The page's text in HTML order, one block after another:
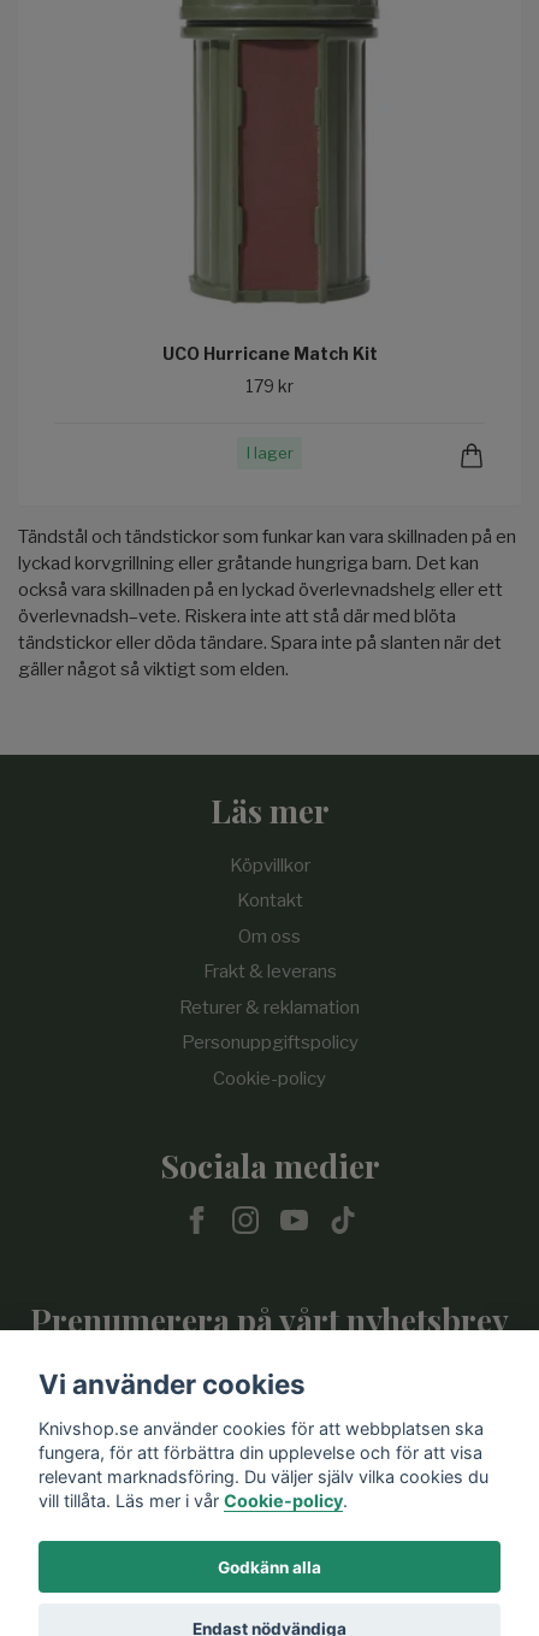
UCO Hurricane Match Kit
179 kr
I lager
Tändstål och tändstickor som funkar kan vara skillnaden på en
lyckad korvgrillning eller gråtande hungriga barn. Det kan
också vara skillnaden på en lyckad överlevnadshelg eller ett
överlevnadsh–vete. Riskera inte att stå där med blöta
tändstickor eller döda tändare. Spara inte på slanten när det
gäller något så viktigt som elden.
Läs mer
Köpvillkor
Kontakt
Om oss
Frakt & leverans
Returer & reklamation
Personuppgiftspolicy
Cookie-policy
Sociala medier
Prenumerera på vårt nyhetsbrev
Vi använder cookies
Knivshop.se använder cookies för att webbplatsen ska
fungera, för att förbättra din upplevelse och för att visa
relevant marknadsföring. Du väljer själv vilka cookies du
vill tillåta. Läs mer i vår Cookie-policy.
Godkänn alla
Endast nödvändiga